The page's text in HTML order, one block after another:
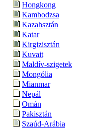
Hongkong
Kambodzsa
Kazahsztán
Katar
Kirgizisztán
Kuvait
Maldív-szigetek
Mongólia
Mianmar
Nepál
Omán
Pakisztán
Szaúd-Arábia